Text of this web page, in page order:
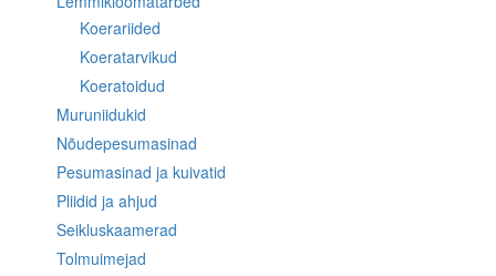
Koerariided
Koeratarvikud
Koeratoidud
Muruniidukid
Nõudepesumasinad
Pesumasinad ja kuivatid
Pliidid ja ahjud
Seikluskaamerad
Tolmuimejad